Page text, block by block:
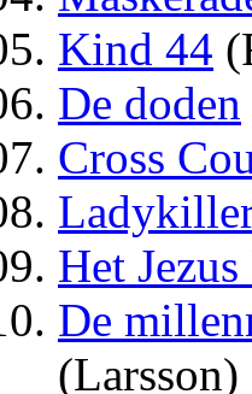
Kind 44
De doden
Cross
Het
De
(Larsson)